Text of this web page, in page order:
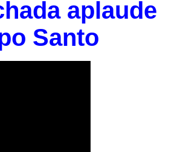
aplaude
Santo